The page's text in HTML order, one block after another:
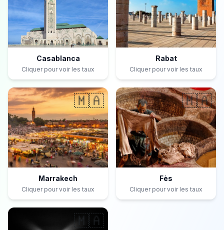
Casablanca
Cliquer pour voir les taux
Rabat
Cliquer pour voir les taux
🇲🇦
Marrakech
Cliquer pour voir les taux
🇲🇦
Fès
Cliquer pour voir les taux
🇲🇦